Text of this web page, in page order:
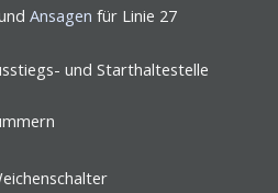
Ansagen für Linie 27
und Starthaltestelle